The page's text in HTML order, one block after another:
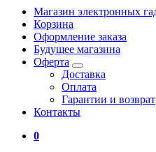
Магазин электронных
Корзина
Оформление заказа
Будущее магазина
Оферта
Доставка
Оплата
Гарантии и возврат
Контакты
0